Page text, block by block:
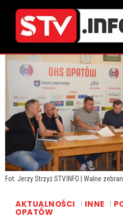
Fot. Jerzy Strzyż STV.INFO | Walne
AKTUALNOŚCI INNE
OPATÓW